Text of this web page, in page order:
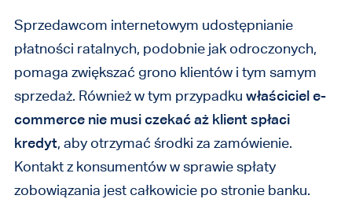
Sprzedawcom internetowym udostępnianie
płatności ratalnych, podobnie jak odroczonych,
pomaga zwiększać grono klientów i tym samym
sprzedaż. Również w tym przypadku właściciel e-
commerce nie musi czekać aż klient spłaci
kredyt, aby otrzymać środki za zamówienie.
Kontakt z konsumentów w sprawie spłaty
zobowiązania jest całkowicie po stronie banku.